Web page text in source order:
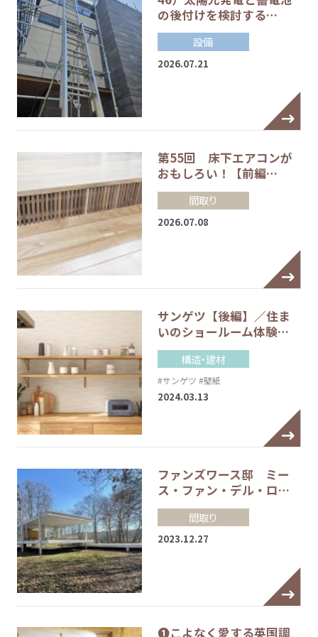
の後付けを検討する…
設備
2026.07.21
第55回 床下エアコンが
おもしろい！【前編…
間取り
2026.07.08
サンゲツ【後編】／住ま
いのショールーム体験…
構造・建材
#サンゲツ #壁紙
2024.03.13
ファンズワース邸 ミー
ス・ファン・デル・ロ…
間取り
2023.12.27
❶こよなく愛する英国調